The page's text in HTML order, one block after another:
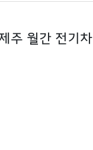
월간 전기